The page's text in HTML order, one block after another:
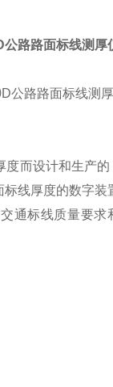
公路路面标线测厚
而设计和生产
线厚度的数字装
交通标线质量要